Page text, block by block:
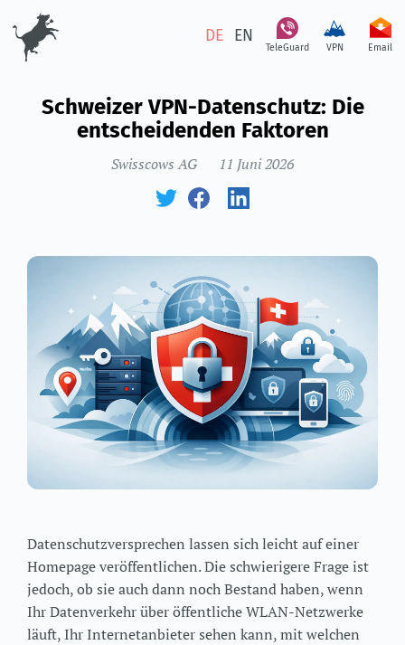
DE EN
TeleGuard VPN Email
Schweizer VPN-Datenschutz: Die
entscheidenden Faktoren
Swisscows AG 11 Juni 2026
Datenschutzversprechen lassen sich leicht auf einer
Homepage veröffentlichen. Die schwierigere Frage ist
jedoch, ob sie auch dann noch Bestand haben, wenn
Ihr Datenverkehr über öffentliche WLAN-Netzwerke
läuft, Ihr Internetanbieter sehen kann, mit welchen